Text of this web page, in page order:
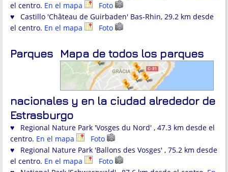
el centro. En el mapa
Foto
♥ Castillo 'Château de Guirbaden' Bas-Rhin, 29.2 km desde
el centro. En el mapa Foto
Mapa de todos los parques
Parques
nacionales y en la ciudad alrededor de
Estrasburgo
♥ Regional Nature Park 'Vosges du Nord' , 47.3 km desde el
centro. En el mapa
Foto
♥ Regional Nature Park 'Ballons des Vosges' , 75.2 km desde
el centro. En el mapa
Foto